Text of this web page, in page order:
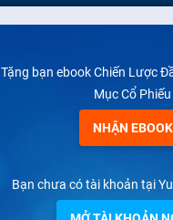
Tặng bạn ebook Chiến Lược
Mục Cổ Phiếu
NHẬN EBOOK
Bạn chưa có tài khoản tại